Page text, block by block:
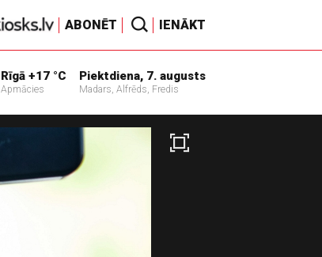
ABONĒT IENĀKT
Rīgā +17 °C
Apmācies
Piektdiena, 7. augusts
Madars, Alfrēds, Fredis